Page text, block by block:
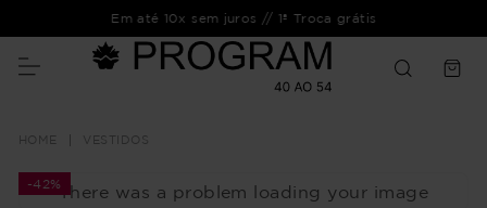
Em até 10x sem juros // 1ª Troca grátis
VESTIDOS
There was a problem loading your image
-42%